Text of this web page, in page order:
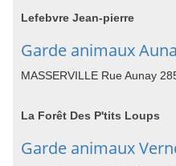
Lefebvre Jean-pierre
Garde animaux
MASSERVILLE Rue Aunay
La Forêt Des P'tits Loups
Garde animaux